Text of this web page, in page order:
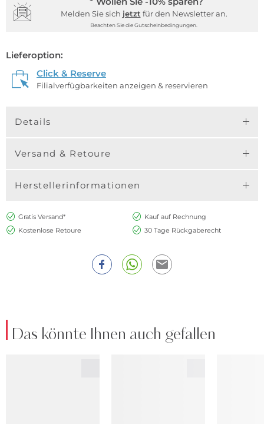
Melden Sie sich jetzt für den Newsletter an.
Beachten Sie die Gutscheinbedingungen.
Lieferoption:
Click & Reserve
Filialverfügbarkeiten anzeigen & reservieren
Details
Versand & Retoure
Herstellerinformationen
Gratis Versand*
Kauf auf Rechnung
Kostenlose Retoure
30 Tage Rückgaberecht
Das könnte Ihnen auch gefallen